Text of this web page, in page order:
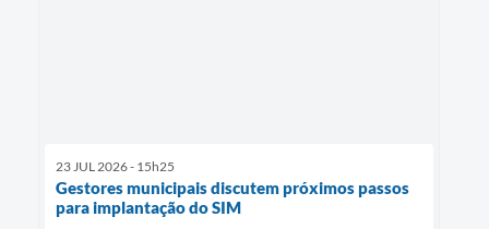
23 JUL 2026 - 15h25
Gestores municipais discutem próximos passos
para implantação do SIM